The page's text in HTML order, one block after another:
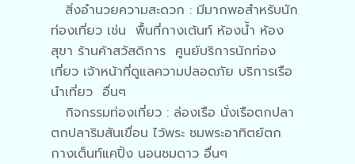
สิ่งอำนวยความสะดวก : มีมากพอสำหรับนัก
ท่องเที่ยว เช่น พื้นที่กางเต้นท์ ห้องน้ำ ห้อง
สุขา ร้านค้าสวัสดิการ ศูนย์บริการนักท่อง
เที่ยว เจ้าหน้าที่ดูแลความปลอดภัย บริการเรือ
นำเที่ยว อื่นๆ
กิจกรรมท่องเที่ยว : ล่องเรือ นั่งเรือตกปลา
ตกปลาริมสันเขื่อน ไว้พระ ชมพระอาทิตย์ตก
กางเต็นท์แคปิ้ง นอนชมดาว อื่นๆ